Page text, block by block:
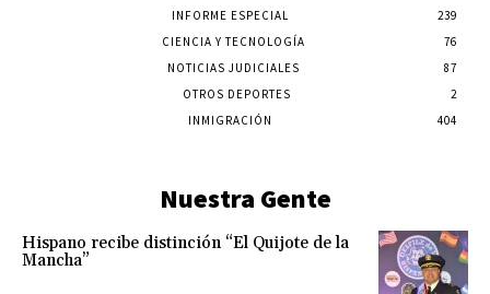
INFORME ESPECIAL
239
CIENCIA Y TECNOLOGÍA
76
NOTICIAS JUDICIALES
87
OTROS DEPORTES
2
INMIGRACIÓN
404
Nuestra Gente
Hispano recibe distinción “El Quijote de la
Mancha”